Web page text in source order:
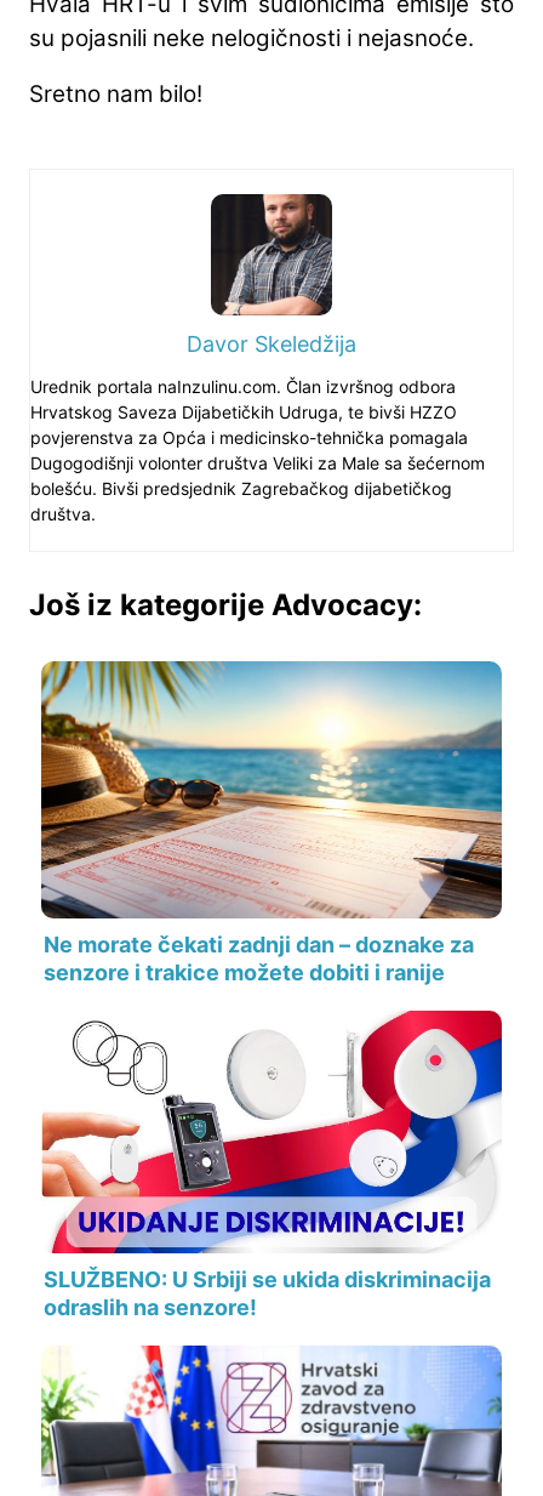
su pojasnili neke nelogičnosti i nejasnoće.
Sretno nam bilo!
Davor Skeledžija
Urednik portala naInzulinu.com. Član izvršnog odbora
Hrvatskog Saveza Dijabetičkih Udruga, te bivši HZZO
povjerenstva za Opća i medicinsko-tehnička pomagala
Dugogodišnji volonter društva Veliki za Male sa šećernom
bolešću. Bivši predsjednik Zagrebačkog dijabetičkog
društva.
Još iz kategorije Advocacy:
Ne morate čekati zadnji dan – doznake za
senzore i trakice možete dobiti i ranije
SLUŽBENO: U Srbiji se ukida diskriminacija
odraslih na senzore!